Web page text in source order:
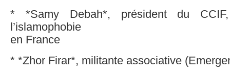
* *Samy Debah*, président du
l’islamophobie
en France
* *Zhor Firar*, militante associative